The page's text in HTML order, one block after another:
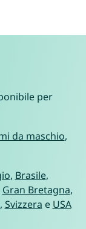
per
da maschio,
, Brasile,
Gran Bretagna,
, Svizzera e USA